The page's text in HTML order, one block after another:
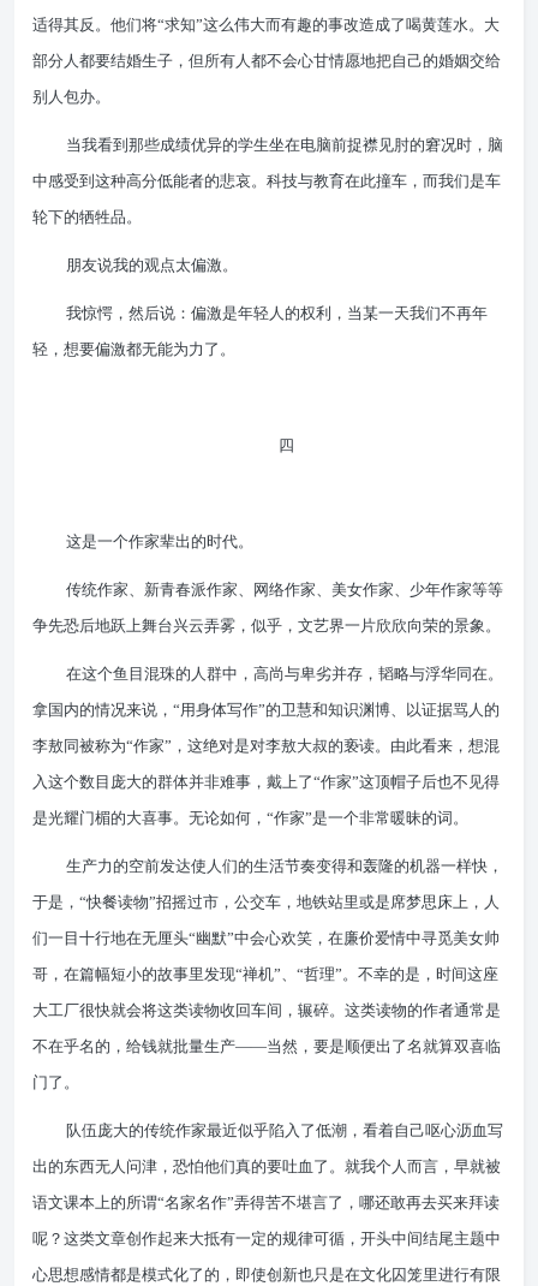
适得其反。他们将“求知”这么伟大而有趣的事改造成了喝黄莲水。大
部分人都要结婚生子，但所有人都不会心甘情愿地把自己的婚姻交给
别人包办。
当我看到那些成绩优异的学生坐在电脑前捉襟见肘的窘况时，脑
中感受到这种高分低能者的悲哀。科技与教育在此撞车，而我们是车
轮下的牺牲品。
朋友说我的观点太偏激。
我惊愕，然后说：偏激是年轻人的权利，当某一天我们不再年
轻，想要偏激都无能为力了。
四
这是一个作家辈出的时代。
传统作家、新青春派作家、网络作家、美女作家、少年作家等等
争先恐后地跃上舞台兴云弄雾，似乎，文艺界一片欣欣向荣的景象。
在这个鱼目混珠的人群中，高尚与卑劣并存，韬略与浮华同在。
拿国内的情况来说，“用身体写作”的卫慧和知识渊博、以证据骂人的
李敖同被称为“作家”，这绝对是对李敖大叔的亵读。由此看来，想混
入这个数目庞大的群体并非难事，戴上了“作家”这顶帽子后也不见得
是光耀门楣的大喜事。无论如何，“作家”是一个非常暖昧的词。
生产力的空前发达使人们的生活节奏变得和轰隆的机器一样快，
于是，“快餐读物”招摇过市，公交车，地铁站里或是席梦思床上，人
们一目十行地在无厘头“幽默”中会心欢笑，在廉价爱情中寻觅美女帅
哥，在篇幅短小的故事里发现“禅机”、“哲理”。不幸的是，时间这座
大工厂很快就会将这类读物收回车间，辗碎。这类读物的作者通常是
不在乎名的，给钱就批量生产——当然，要是顺便出了名就算双喜临
门了。
队伍庞大的传统作家最近似乎陷入了低潮，看着自己呕心沥血写
出的东西无人问津，恐怕他们真的要吐血了。就我个人而言，早就被
语文课本上的所谓“名家名作”弄得苦不堪言了，哪还敢再去买来拜读
呢？这类文章创作起来大抵有一定的规律可循，开头中间结尾主题中
心思想感情都是模式化了的，即使创新也只是在文化囚笼里进行有限